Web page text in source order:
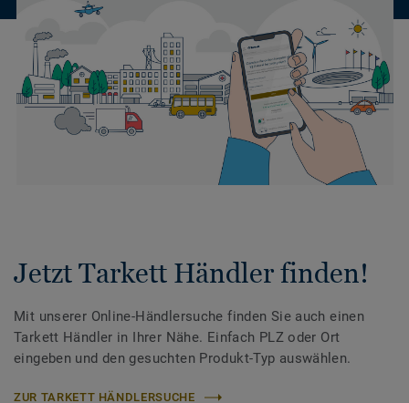
Jetzt Tarkett Händler finden!
Mit unserer Online-Händlersuche finden Sie auch einen
Tarkett Händler in Ihrer Nähe. Einfach PLZ oder Ort
eingeben und den gesuchten Produkt-Typ auswählen.
ZUR TARKETT HÄNDLERSUCHE